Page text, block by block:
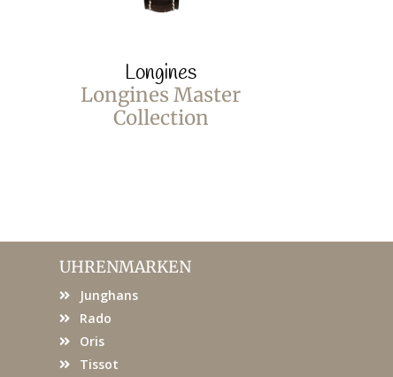
Longines
Longines Master
Collection
UHRENMARKEN
Junghans
Rado
Oris
Tissot